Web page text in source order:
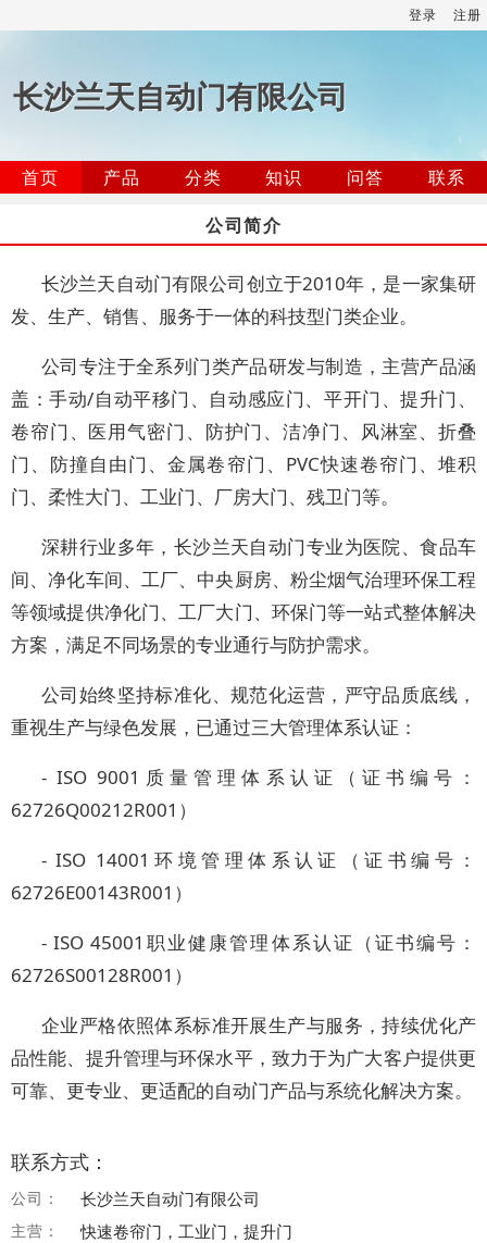
登录 注册
长沙兰天自动门有限公司
首页 产品 分类 知识 问答
联系
公司简介
长沙兰天自动门有限公司创立于2010年，是一家集研
发、生产、销售、服务于一体的科技型门类企业。
公司专注于全系列门类产品研发与制造，主营产品涵
盖：手动/自动平移门、自动感应门、平开门、提升门、
卷帘门、医用气密门、防护门、洁净门、风淋室、折叠
门、防撞自由门、金属卷帘门、PVC快速卷帘门、堆积
门、柔性大门、工业门、厂房大门、残卫门等。
深耕行业多年，长沙兰天自动门专业为医院、食品车
间、净化车间、工厂、中央厨房、粉尘烟气治理环保工程
等领域提供净化门、工厂大门、环保门等一站式整体解决
方案，满足不同场景的专业通行与防护需求。
公司始终坚持标准化、规范化运营，严守品质底线，
重视生产与绿色发展，已通过三大管理体系认证：
- ISO 9001质量管理体系认证（证书编号：
62726Q00212R001）
- ISO 14001环境管理体系认证（证书编号：
62726E00143R001）
- ISO 45001职业健康管理体系认证（证书编号：
62726S00128R001）
企业严格依照体系标准开展生产与服务，持续优化产
品性能、提升管理与环保水平，致力于为广大客户提供更
可靠、更专业、更适配的自动门产品与系统化解决方案。
联系方式：
公司： 长沙兰天自动门有限公司
主营： 快速卷帘门，工业门，提升门